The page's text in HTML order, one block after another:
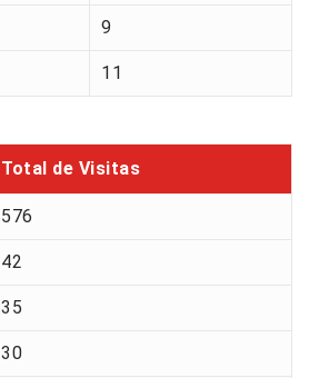
9
11
Total de Visitas
576
42
35
30